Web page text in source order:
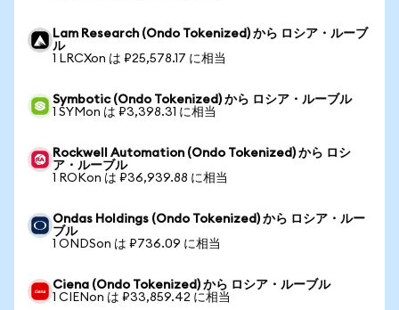
Lam Research (Ondo Tokenized) から ロシア・ルーブ
ル
1 LRCXon は ₽25,578.17 に相当
Symbotic (Ondo Tokenized) から ロシア・ルーブル
1 SYMon は ₽3,398.31 に相当
Rockwell Automation (Ondo Tokenized) から ロシ
ア・ルーブル
1 ROKon は ₽36,939.88 に相当
Ondas Holdings (Ondo Tokenized) から ロシア・ルー
ブル
1 ONDSon は ₽736.09 に相当
Ciena (Ondo Tokenized) から ロシア・ルーブル
1 CIENon は ₽33,859.42 に相当